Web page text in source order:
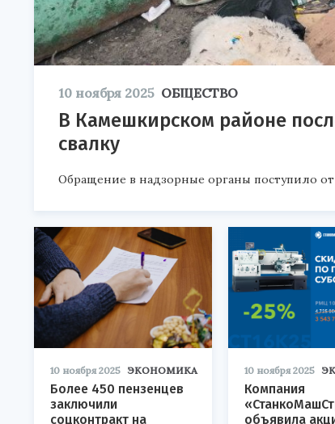
10 ноября 2025 ОБЩЕСТВО
В Камешкирском районе
свалку
Обращение в надзорные органы поступило
10 ноября 2025 ЭКОНОМИКА
Более 450 пензенцев
заключили
соцконтракт на
10 ноября 2025
Компания
объявила